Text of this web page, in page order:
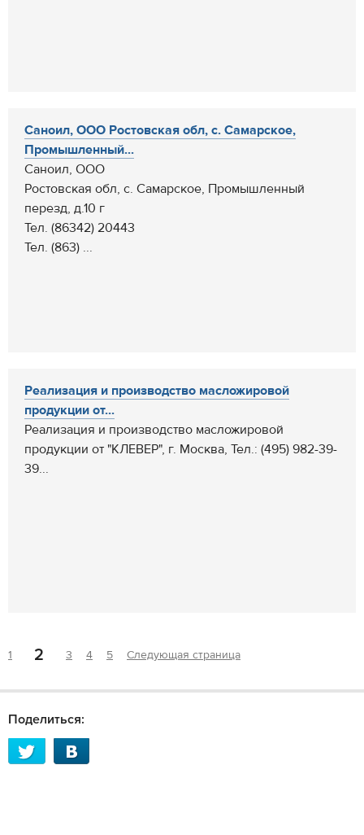
Cаноил, ООО Ростовская обл, с. Самарское,
Промышленный...
Cаноил, ООО
Ростовская обл, с. Самарское, Промышленный
перезд, д.10 г
Тел. (86342) 20443
Тел. (863) ...
Реализация и производство масложировой
продукции от...
Реализация и производство масложировой
продукции от "КЛЕВЕР", г. Москва, Тел.: (495) 982-39-
39...
1 2 3 4 5 Следующая страница
Поделиться: